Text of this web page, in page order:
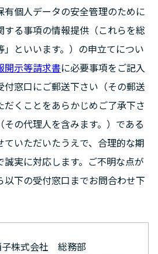
有個人データの安全管理のために
する事項の情報提供（これらを総
」といいます。）の申立てについ
開示等請求書に必要事項をご記入
付窓口にご郵送下さい（その郵送
だくことをあらかじめご了承下さ
その代理人を含みます。）である
ていただいたうえで、合理的な期
誠実に対応します。ご不明な点が
以下の受付窓口までお問合わせ下
子株式会社 総務部